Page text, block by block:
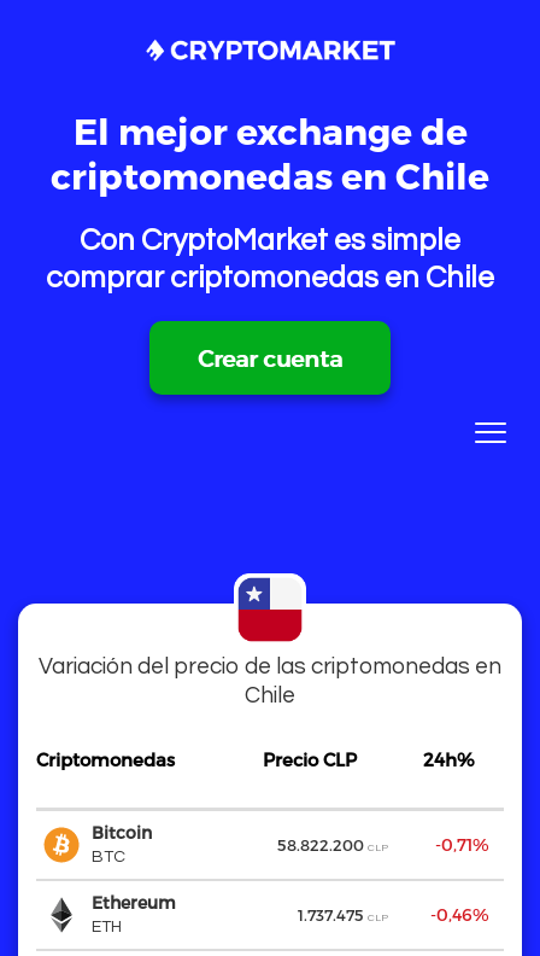
El mejor exchange de
criptomonedas en Chile
Con CryptoMarket es simple
comprar criptomonedas en Chile
Crear cuenta
Variación del precio de las criptomonedas en
Chile
Criptomonedas Precio CLP 24h%
Criptomonedas
Bitcoin
BTC
58.822.200 CLP -0,71%
Ethereum
ETH
1.737.475 CLP -0,46%
Criptomonedas
Bitcoin
BTC
Ethereum
ETH